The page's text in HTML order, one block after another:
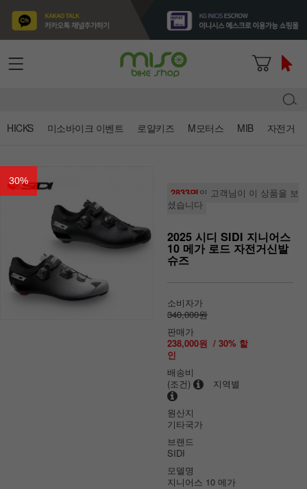
HICKS 미소바이크 이벤트 로얄키즈 M모터스 MIB 자전거
30%
2833명의 고객님이 이 상품을 보
셨습니다
2025 시디 SIDI 지니어스
10 메가 로드 자전거신발
슈즈
소비자가
340,000원
판매가
238,000원 / 30% 할
인
배송비
(조건)
지역별
원산지
기타국가
브랜드
SIDI
모델명
지니어스 10 메가